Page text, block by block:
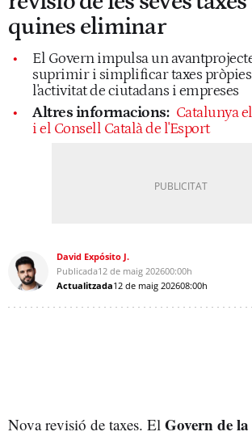
quines eliminar
El Govern impulsa un
suprimir i simplificar taxes
l'activitat de ciutadans i empreses
Altres informacions: Catalunya
i el Consell Català de l'Esport
David Expósito J.
Publicada12 de maig 202600:00h
Actualitzada12 de maig 202608:00h
Nova revisió de taxes. El Govern de